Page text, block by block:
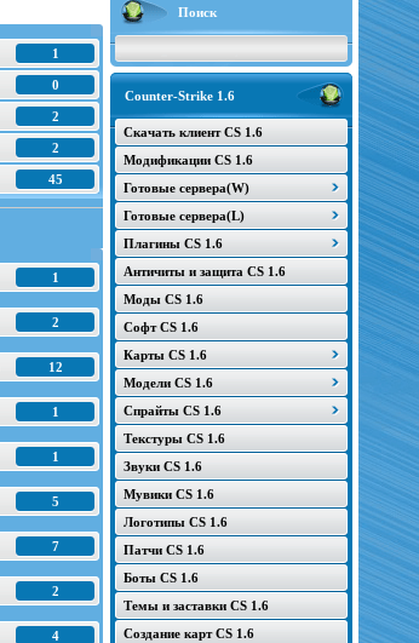
Поиск
Counter-Strike 1.6
Скачать клиент CS 1.6
Модификации CS 1.6
Готовые сервера(W)
Готовые сервера(L)
Плагины CS 1.6
Античиты и защита CS 1.6
Моды CS 1.6
Софт CS 1.6
Карты CS 1.6
Модели CS 1.6
Спрайты CS 1.6
Текстуры CS 1.6
Звуки CS 1.6
Мувики CS 1.6
Логотипы CS 1.6
Патчи CS 1.6
Боты CS 1.6
Темы и заставки CS 1.6
Создание карт CS 1.6
1
0
2
2
45
1
2
12
1
1
5
7
2
4